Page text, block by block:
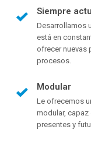
Siempre
Desarrollamos
está en
ofrecer nuevas
procesos.
Modular
Le ofrecemos
modular,
presentes y